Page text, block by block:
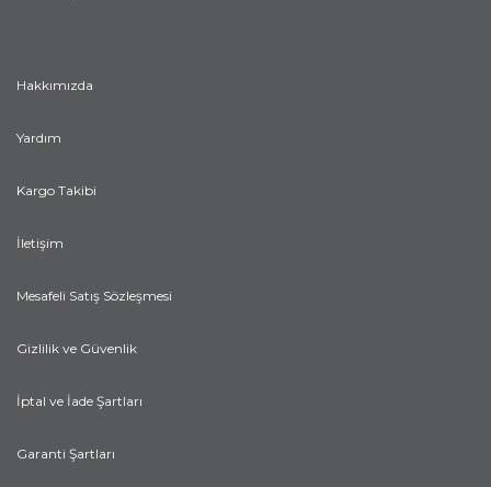
Hakkımızda
Yardım
Kargo Takibi
İletişim
Mesafeli Satış Sözleşmesi
Gizlilik ve Güvenlik
İptal ve İade Şartları
Garanti Şartları